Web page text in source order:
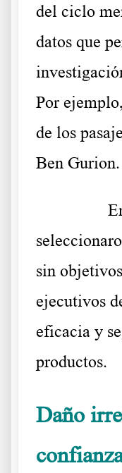
del ciclo
datos que
Por
de los
Ben Gurion.
sin
ejecutivos
eficacia y
productos.
Daño